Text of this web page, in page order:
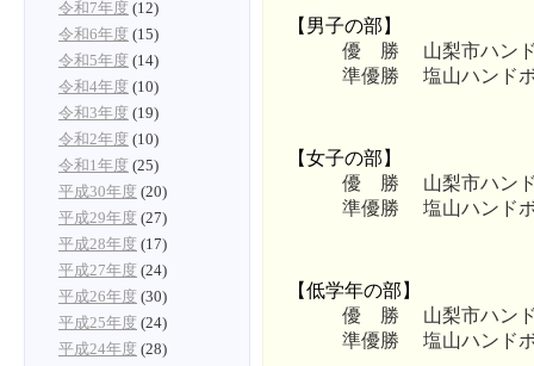
【男子の部】
優 勝
山梨市ハン
準優勝
塩山ハンド
【女子の部】
優 勝
山梨市ハン
準優勝
塩山ハンド
【低学年の部】
優 勝
山梨市ハン
準優勝
塩山ハンド
令和7年度 (12)
令和6年度 (15)
令和5年度 (14)
令和4年度 (10)
令和3年度 (19)
令和2年度 (10)
令和1年度 (25)
平成30年度 (20)
平成29年度 (27)
平成28年度 (17)
平成27年度 (24)
平成26年度 (30)
平成25年度 (24)
平成24年度 (28)